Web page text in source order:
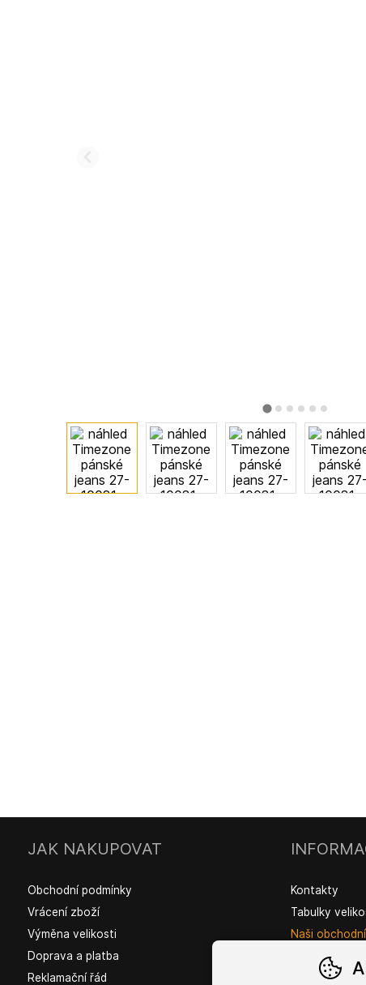
JAK NAKUPOVAT
Obchodní podmínky
Vrácení zboží
Výměna velikosti
Doprava a platba
Reklamační řád
Kontakty
Tabulky
Naši